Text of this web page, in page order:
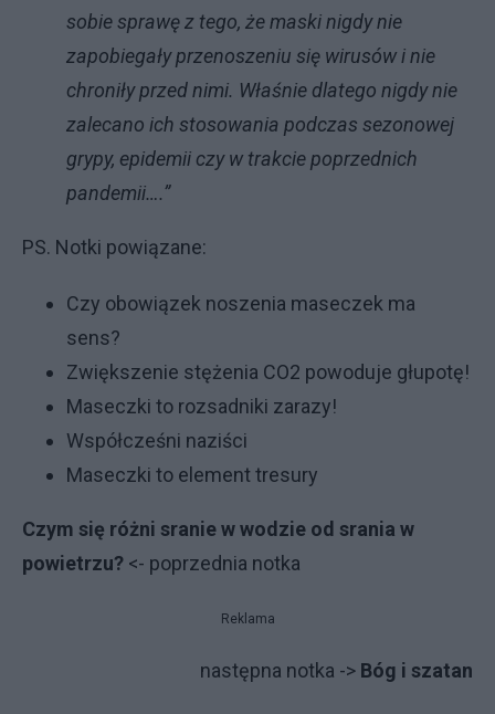
sobie sprawę z tego, że maski nigdy nie
zapobiegały przenoszeniu się wirusów i nie
chroniły przed nimi. Właśnie dlatego nigdy nie
zalecano ich stosowania podczas sezonowej
grypy, epidemii czy w trakcie poprzednich
pandemii….”
PS. Notki powiązane:
Czy obowiązek noszenia maseczek ma
sens?
Zwiększenie stężenia CO2 powoduje głupotę!
Maseczki to rozsadniki zarazy!
Współcześni naziści
Maseczki to element tresury
Czym się różni sranie w wodzie od srania w
powietrzu? <- poprzednia notka
Reklama
następna notka -> Bóg i szatan